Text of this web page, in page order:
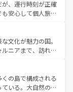
情報はコンテンツ一覧
てほしい。
パブ、サッカー観
富。イギリスを旅
、運行時刻が正確
安心して個人旅行
ではのユニークな
町歩きも満喫する
価も高いが、旅行
。 なお、新
照してほしい。
文化が魅力の国。
ニアまで、訪れる
グ、エンターテイ
。一方、アメリカ
ニオンやイエロー
の島で構成される
いる。大自然の神